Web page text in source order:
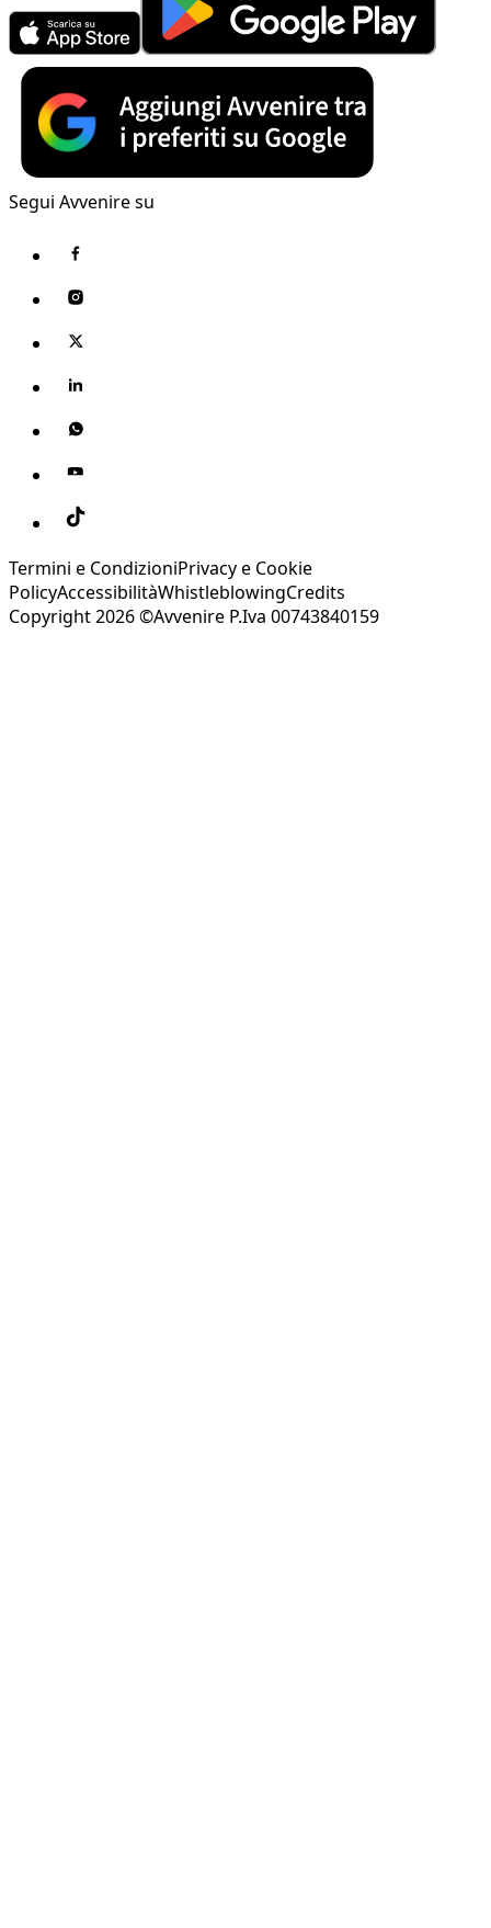
Segui Avvenire su
Termini e CondizioniPrivacy e Cookie
PolicyAccessibilitàWhistleblowingCredits
Copyright 2026 ©Avvenire P.Iva 00743840159